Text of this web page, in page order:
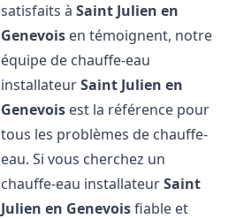
satisfaits àSaint Julien en
Genevois en témoignent, notre
équipe de chauffe-eau
installateurSaint Julien en
Genevois est la référence pour
tous les problèmes de chauffe-
eau. Si vous cherchez un
chauffe-eau installateurSaint
Julien en Genevoisfiable et